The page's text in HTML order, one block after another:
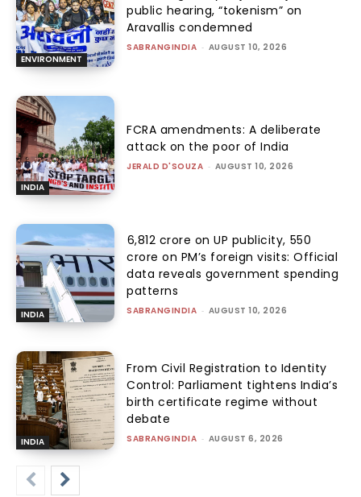
ENVIRONMENT
public hearing, “tokenism” on
Aravallis condemned
SABRANGINDIA - AUGUST 10, 2026
INDIA
FCRA amendments: A deliberate
attack on the poor of India
JERALD D'SOUZA - AUGUST 10, 2026
INDIA
₹6,812 crore on UP publicity, ₹550
crore on PM’s foreign visits: Official
data reveals government spending
patterns
SABRANGINDIA - AUGUST 10, 2026
INDIA
From Civil Registration to Identity
Control: Parliament tightens India’s
birth certificate regime without
debate
SABRANGINDIA - AUGUST 6, 2026